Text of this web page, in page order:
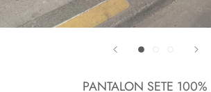
PANTALON SETE